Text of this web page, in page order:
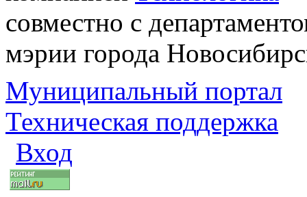
совместно с
мэрии города
Муниципальный портал
Техническая поддержка
Вход